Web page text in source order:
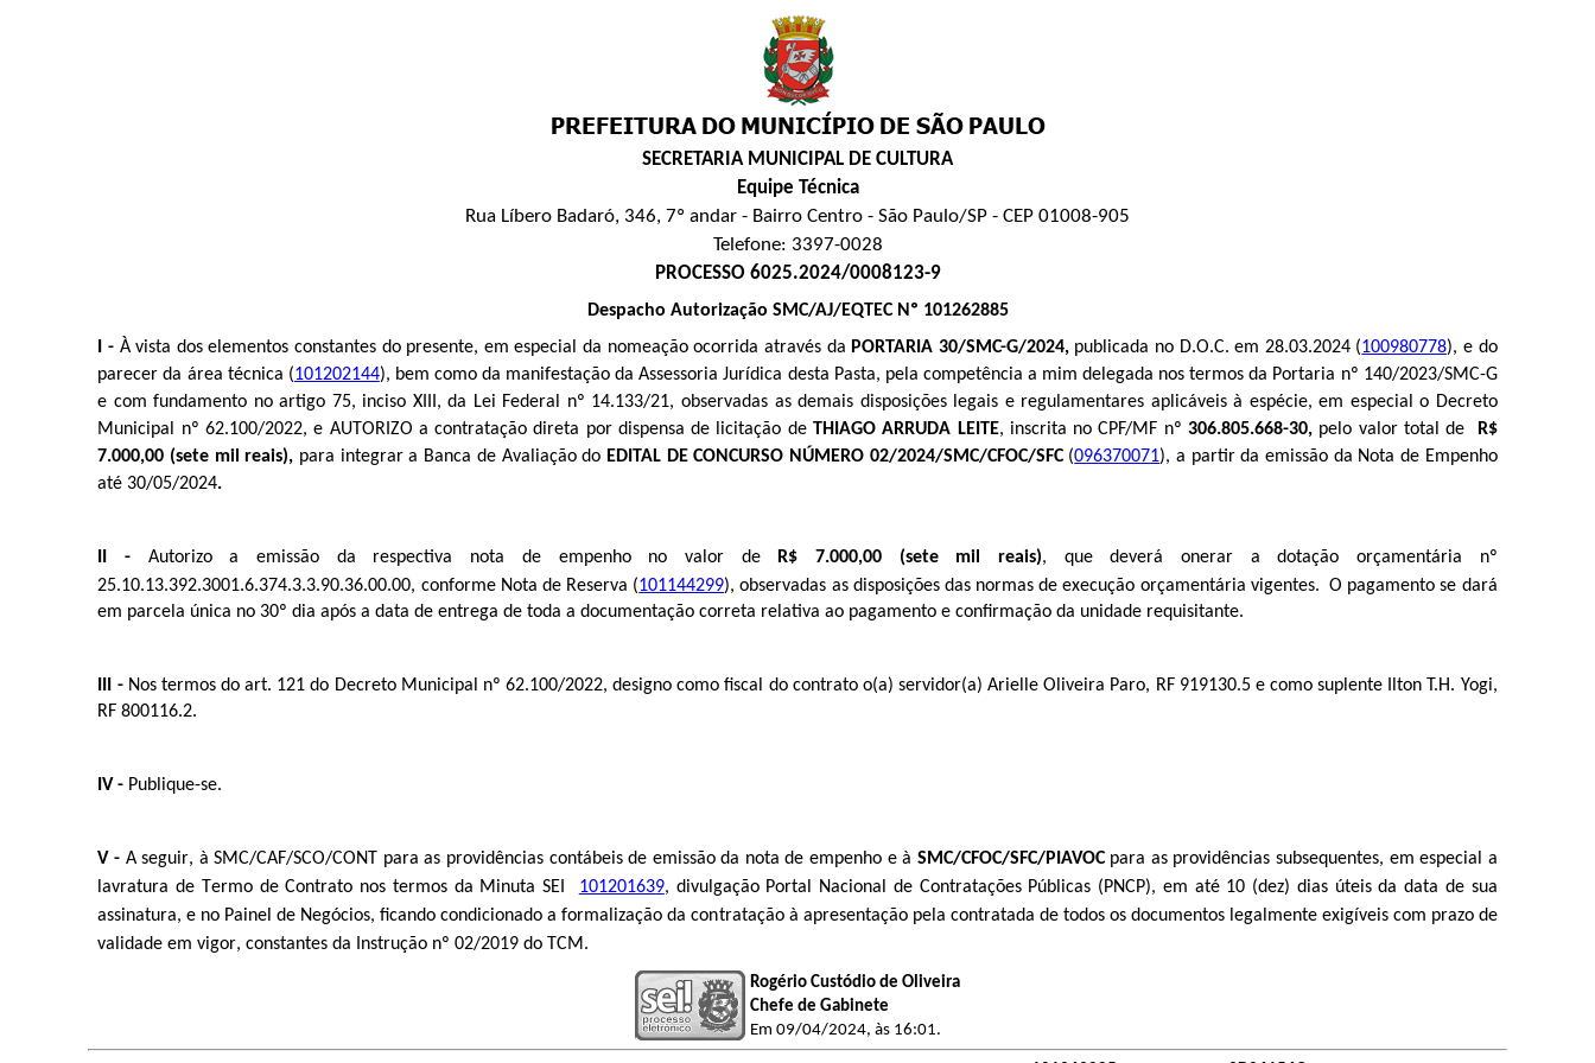
SECRETARIA MUNICIPAL DE CULTURA
Equipe Técnica
Rua Líbero Badaró, 346, 7º andar - Bairro Centro - São Paulo/SP - CEP 01008-905
Telefone: 3397-0028
PROCESSO 6025.2024/0008123-9
Despacho Autorização SMC/AJ/EQTEC Nº 101262885
I - À vista dos elementos constantes do presente, em especial da nomeação ocorrida através da PORTARIA 30/SMC-G/2024, publicada no D.O.C. em 28.03.2024 (100980778), e do
parecer da área técnica (​​​​​​​101202144), bem como da manifestação da Assessoria Jurídica desta Pasta, pela competência a mim delegada nos termos da Portaria nº 140/2023/SMC-G
e com fundamento no artigo 75, inciso XIII, da Lei Federal nº 14.133/21, observadas as demais disposições legais e regulamentares aplicáveis à espécie, em especial o Decreto
Municipal nº 62.100/2022, e AUTORIZO a contratação direta por dispensa de licitação de THIAGO ARRUDA LEITE, inscrita no CPF/MF nº 306.805.668-30, pelo valor total de
R$
7.000,00 (sete mil reais), para integrar a Banca de Avaliação do EDITAL DE CONCURSO NÚMERO 02/2024/SMC/CFOC/SFC(096370071), a partir da emissão da Nota de Empenho
até 30/05/2024.
II - Autorizo a emissão da respectiva nota de empenho no valor de R$ 7.000,00 (sete mil reais), que deverá onerar a dotação orçamentária nº
25.10.13.392.3001.6.374.3.3.90.36.00.00, conforme Nota de Reserva (​​​​​​​​​​​​​​101144299), observadas as disposições das normas de execução orçamentária vigentes. O pagamento se dará
em parcela única no 30º dia após a data de entrega de toda a documentação correta relativa ao pagamento e confirmação da unidade requisitante.
III - Nos termos do art. 121 do Decreto Municipal nº 62.100/2022, designo como fiscal do contrato o(a) servidor(a) Arielle Oliveira Paro, RF 919130.5 e como suplente Ilton T.H. Yogi,
RF 800116.2.
IV - Publique-se.
V - A seguir, à SMC/CAF/SCO/CONT para as providências contábeis de emissão da nota de empenho e à SMC/CFOC/SFC/PIAVOC para as providências subsequentes, em especial a
lavratura de Termo de Contrato nos termos da Minuta SEI 101201639, divulgação Portal Nacional de Contratações Públicas (PNCP), em até 10 (dez) dias úteis da data de sua
assinatura, e no Painel de Negócios, ficando condicionado a formalização da contratação à apresentação pela contratada de todos os documentos legalmente exigíveis com prazo de
validade em vigor, constantes da Instrução nº 02/2019 do TCM.
Rogério Custódio de Oliveira
Chefe de Gabinete
Em 09/04/2024, às 16:01.